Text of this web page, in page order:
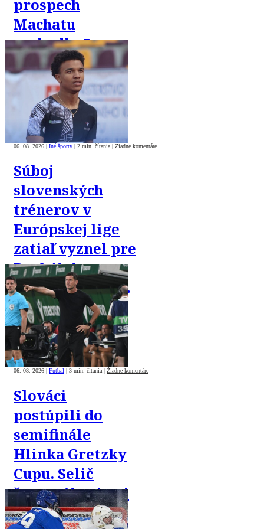
prospech
Machatu
rozhodlo 5
tisícin sekundy
06. 08. 2026 | Iné športy | 2 min. čítania | Žiadne komentáre
Súboj
slovenských
trénerov v
Európskej lige
zatiaľ vyznel pre
Borbélyho.
Gašparík verí v
obrat
06. 08. 2026 Futbal 3 min. čítania Žiadne komentáre
Slováci
postúpili do
semifinále
Hlinka Gretzky
Cupu. Selič
štvorgólový pri
výhre nad